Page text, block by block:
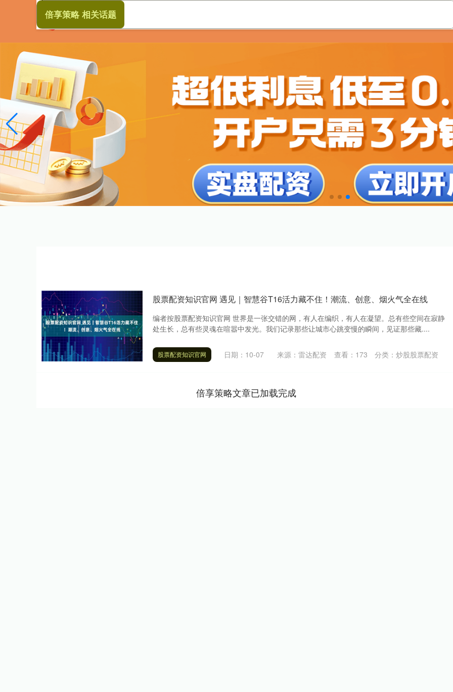
倍享策略 相关话题
股票配资知识官网 遇见｜智慧谷T16活力藏不住！潮流、创意、烟火气全在线
编者按股票配资知识官网 世界是一张交错的网，有人在编织，有人在凝望。总有些空间在寂静
处生长，总有些灵魂在喧嚣中发光。我们记录那些让城市心跳变慢的瞬间，见证那些藏....
股票配资知识官网 日期：10-07 来源：雷达配资 查看： 173 分类： 炒股股票配资
倍享策略文章已加载完成